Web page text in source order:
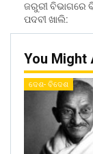
ଜରୁରୀ ବିଭାଗରେ
ପଦବୀ ଖାଲି:
You Might
ଦେଶ- ବିଦେଶ